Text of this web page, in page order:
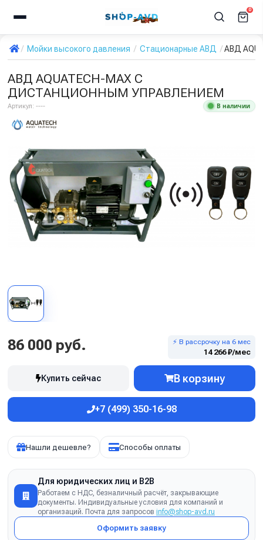
0
Мойки высокого давления Стационарные АВД АВД
АВД AQUATECH-MAX С
ДИСТАНЦИОННЫМ УПРАВЛЕНИЕМ
Артикул: ---- В наличии
86 000 руб. ⚡ В рассрочку на 6 мес
14 266 ₽/мес
Купить сейчас В корзину
+7 (499) 350-16-98
Нашли дешевле? Способы оплаты
Для юридических лиц и B2B
Работаем с НДС, безналичный расчёт, закрывающие
документы. Индивидуальные условия для компаний и
организаций. Почта для запросов info@shop-avd.ru
Оформить заявку